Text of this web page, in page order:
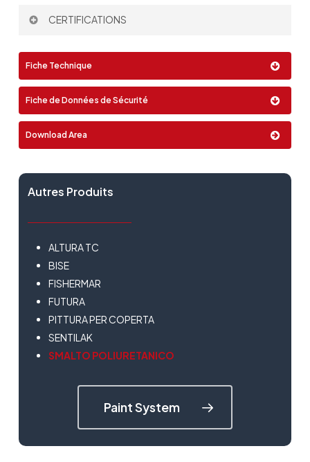
Pinceau
Spray
Airless
CERTIFICATIONS
Fiche Technique
Fiche de Données de Sécurité
Download Area
Autres Produits
ALTURA TC
BISE
FISHERMAR
FUTURA
PITTURA PER COPERTA
SENTILAK
SMALTO POLIURETANICO
Paint System